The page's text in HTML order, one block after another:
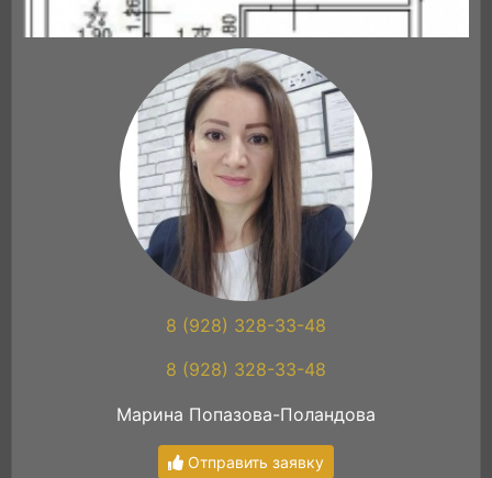
8 (928) 328-33-48
8 (928) 328-33-48
Марина Попазова-Поландова
Отправить заявку